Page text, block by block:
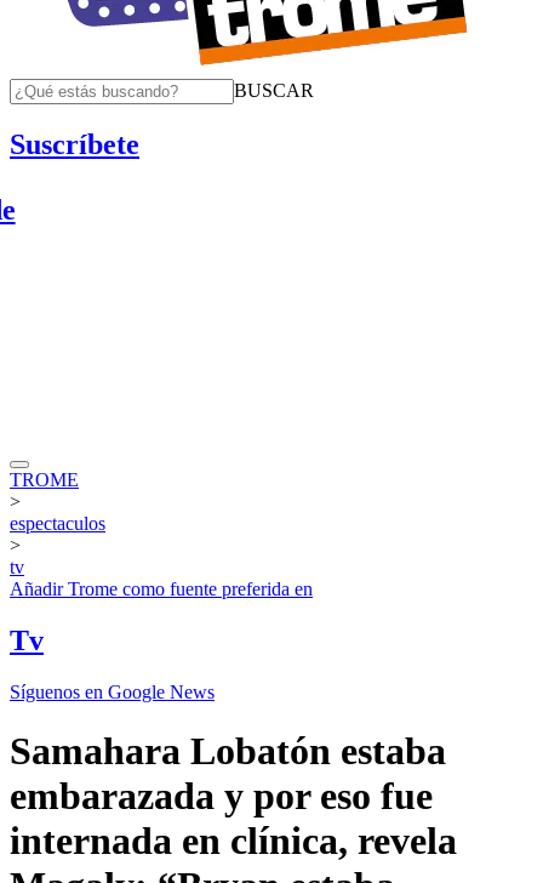
BUSCAR
Suscríbete
TROME
>
espectaculos
>
tv
AñadirTrome como fuente preferida en
Tv
Síguenos en Google News
Samahara Lobatón estaba
embarazada y por eso fue
internada en clínica, revela